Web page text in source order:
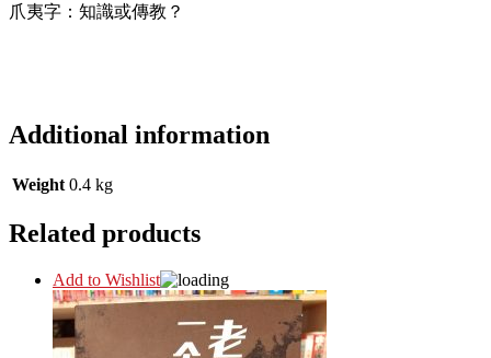
爪夷字：知識或傳教？
Additional information
Weight 0.4 kg
Related products
Add to Wishlist